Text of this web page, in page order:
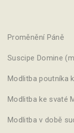
Proměnění Páně
Suscipe Domine
Modlitba poutníka
Modlitba ke svaté
Modlitba v době